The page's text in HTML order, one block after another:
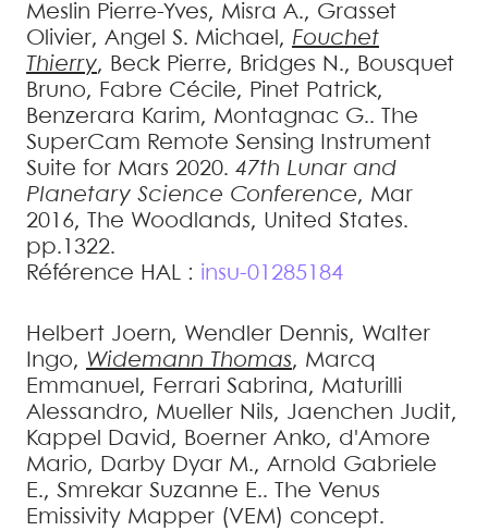
Meslin Pierre-Yves, Misra A., Grasset
Olivier, Angel S. Michael , Fouchet
Thierry, Beck Pierre, Bridges N., Bousquet
Bruno, Fabre Cécile, Pinet Patrick,
Benzerara Karim, Montagnac G..
The
SuperCam Remote Sensing Instrument
Suite for Mars 2020. 47th Lunar and
Planetary Science Conference, Mar
2016, The Woodlands, United States.
pp.1322.
Référence HAL : insu-01285184
Helbert Joern, Wendler Dennis, Walter
Ingo, Widemann Thomas, Marcq
Emmanuel , Ferrari Sabrina, Maturilli
Alessandro, Mueller Nils, Jaenchen Judit,
Kappel
David , Boerner Anko, d'Amore
Mario, Darby Dyar M., Arnold Gabriele
E., Smrekar Suzanne E..
The Venus
Emissivity Mapper (VEM) concept.